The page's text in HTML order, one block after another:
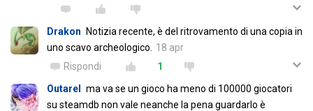
Drakon
Notizia recente, è del ritrovamento di una copia in
uno scavo archeologico.
18 apr
Rispondi
1
Outarel
ma va se un gioco ha meno di 100000 giocatori
su steamdb non vale neanche la pena guardarlo è